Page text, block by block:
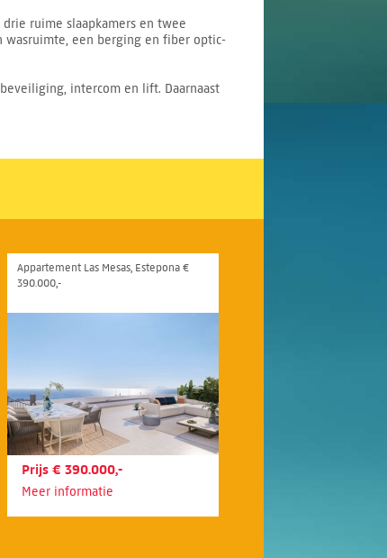
ruime slaapkamers en twee
wasruimte, een berging en fiber optic-
intercom en lift. Daarnaast
Appartement Las Mesas, Estepona €
390.000,-
Prijs € 390.000,-
Meer informatie